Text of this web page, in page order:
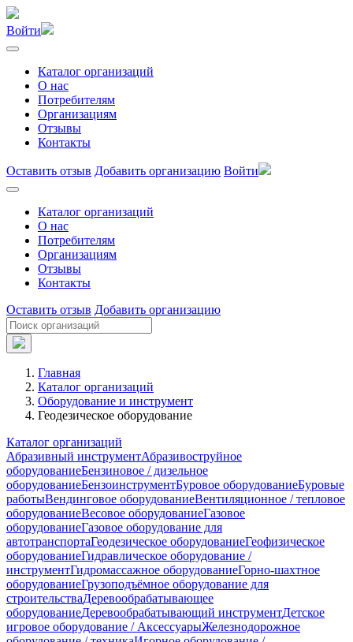
Войти
Каталог организаций
О нас
Потребителям
Организациям
Отзывы
Контакты
Оставить отзыв Добавить организацию Войти
Каталог организаций
О нас
Потребителям
Организациям
Отзывы
Контакты
Оставить отзыв Добавить организацию
Главная
Каталог организаций
Оборудование и инструмент
Геодезическое оборудование
Каталог организаций
Абразивный инструментАбразивоструйное
оборудованиеБензиновое / дизельное
оборудованиеБензоинструментБуровое оборудованиеБуровые
работыВендинговое оборудованиеВентиляционное / тепловое
оборудованиеВесовое оборудованиеГазовое
оборудованиеГазовое оборудование для
автотранспортаГеодезическое оборудованиеГеофизическое
оборудованиеГидравлическое оборудование /
инструментГидромассажное оборудованиеГорно-шахтное
оборудованиеГрузоподъёмное оборудование для
строительстваДеревообрабатывающее
оборудованиеДеревообрабатывающий инструментДетское
игровое оборудование / АксессуарыЖелезнодорожное